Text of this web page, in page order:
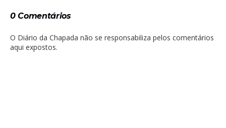
0 Comentários
O Diário da Chapada não se responsabiliza pelos comentários
aqui expostos.